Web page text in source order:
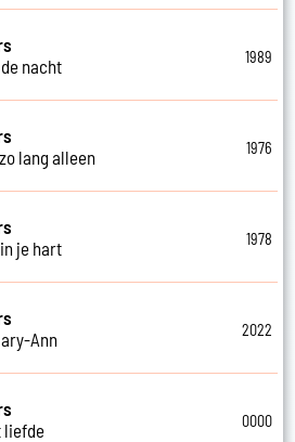
nacht
1989
lang alleen
1976
je hart
1978
Ann
2022
liefde
0000